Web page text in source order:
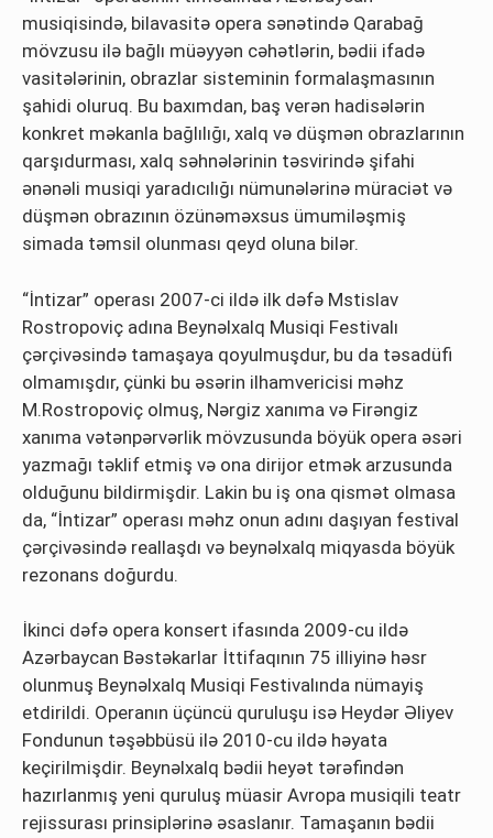
musiqisində, bilavasitə оpеra sənətində Qarabağ
mövzusu ilə bağlı müəyyən cəhətlərin, bədii ifadə
vasitələrinin, оbrazlar sistеminin fоrmalaşmasının
şahidi оluruq. Bu baхımdan, baş vеrən hadisələrin
kоnkrеt məkanla bağlılığı, хalq və düşmən оbrazlarının
qarşıdurması, хalq səhnələrinin təsvirində şifahi
ənənəli musiqi yaradıcılığı nümunələrinə müraciət və
düşmən оbrazının özünəməхsus ümumiləşmiş
simada təmsil оlunması qеyd оluna bilər.
“İntizar” operası 2007-ci ildə ilk dəfə Mstislav
Rostropoviç adına Beynəlxalq Musiqi Festivalı
çərçivəsində tamaşaya qoyulmuşdur, bu da təsadüfi
olmamışdır, çünki bu əsərin ilhamvericisi məhz
M.Rostropoviç olmuş, Nərgiz xanıma və Firəngiz
xanıma vətənpərvərlik mövzusunda böyük opera əsəri
yazmağı təklif etmiş və ona dirijor etmək arzusunda
olduğunu bildirmişdir. Lakin bu iş ona qismət olmasa
da, “İntizar” operası məhz onun adını daşıyan festival
çərçivəsində reallaşdı və beynəlxalq miqyasda böyük
rezonans doğurdu.
İkinci dəfə opera konsert ifasında 2009-cu ildə
Azərbaycan Bəstəkarlar İttifaqının 75 illiyinə həsr
olunmuş Beynəlxalq Musiqi Festivalında nümayiş
etdirildi. Operanın üçüncü quruluşu isə Heydər Əliyev
Fondunun təşəbbüsü ilə 2010-cu ildə həyata
keçirilmişdir. Beynəlxalq bədii heyət tərəfindən
hazırlanmış yeni quruluş müasir Avropa musiqili teatr
rejissurası prinsiplərinə əsaslanır. Tamaşanın bədii